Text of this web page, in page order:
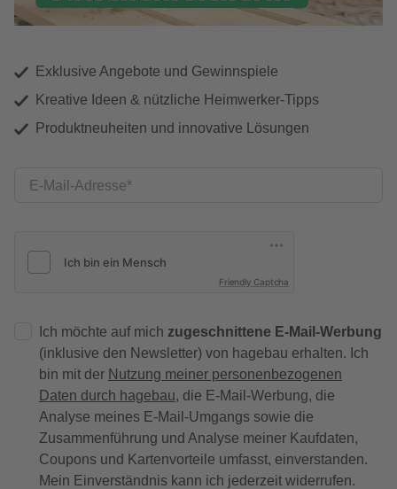
Exklusive Angebote und Gewinnspiele
Kreative Ideen & nützliche Heimwerker-Tipps
Produktneuheiten und innovative Lösungen
E-Mail-Adresse
Friendly Captcha
Ich möchte auf mich zugeschnittene E-Mail-Werbung
(inklusive den Newsletter) von hagebau erhalten. Ich
bin mit der Nutzung meiner personenbezogenen
Daten durch hagebau, die E-Mail-Werbung, die
Analyse meines E-Mail-Umgangs sowie die
Zusammenführung und Analyse meiner Kaufdaten,
Coupons und Kartenvorteile umfasst, einverstanden.
Mein Einverständnis kann ich jederzeit widerrufen.